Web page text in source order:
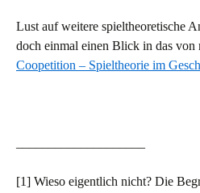
Lust auf weitere spieltheoretische
doch einmal einen Blick in das von
Coopetition – Spieltheorie im
[1] Wieso eigentlich nicht? Die